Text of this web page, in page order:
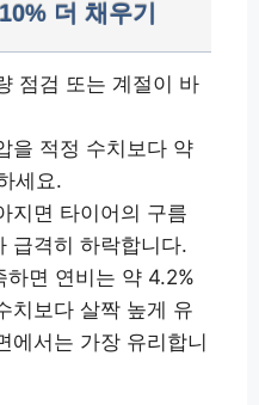
더 채우기
점검 또는 계절이 바
을 적정 수치보다 약
세요.
지면 타이어의 구름
급격히 하락합니다.
하면 연비는 약 4.2%
치보다 살짝 높게 유
에서는 가장 유리합니